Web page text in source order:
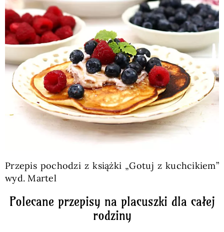
Przepis pochodzi z książki „Gotuj z kuchcikiem”
wyd. Martel
Polecane przepisy na placuszki dla całej
rodziny